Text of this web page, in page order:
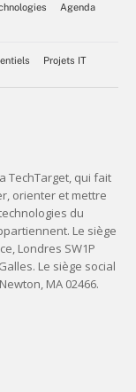
Agenda
Projets IT